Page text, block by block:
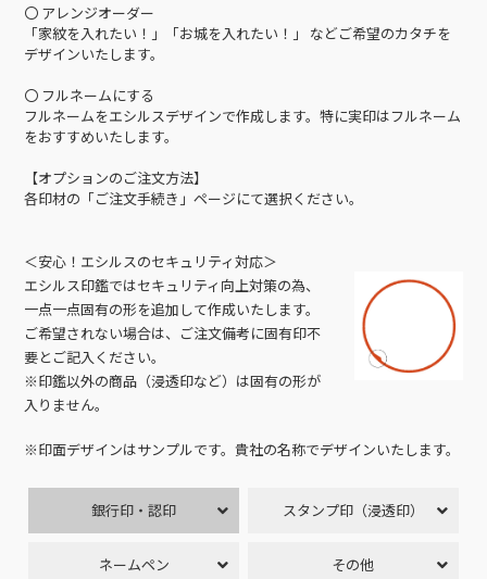
〇 アレンジオーダー
「家紋を入れたい！」「お城を入れたい！」 などご希望のカタチを
デザインいたします。
〇 フルネームにする
フルネームをエシルスデザインで作成します。特に実印はフルネーム
をおすすめいたします。
【オプションのご注文方法】
各印材の「ご注文手続き」ページにて選択ください。
＜安心！エシルスのセキュリティ対応＞
エシルス印鑑ではセキュリティ向上対策の為、
一点一点固有の形を追加して作成いたします。
ご希望されない場合は、ご注文備考に固有印不
要とご記入ください。
※印鑑以外の商品（浸透印など）は固有の形が
入りません。
※印面デザインはサンプルです。貴社の名称でデザインいたします。
銀行印・認印 スタンプ印（浸透印）
ネームペン その他